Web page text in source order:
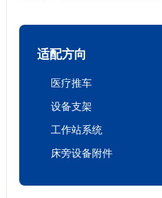
适配方向
医疗推车
设备支架
工作站系统
床旁设备附件